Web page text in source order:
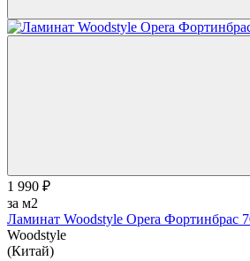
1 990 ₽
за м2
Ламинат Woodstyle Opera Фортинбрас
Woodstyle
(Китай)